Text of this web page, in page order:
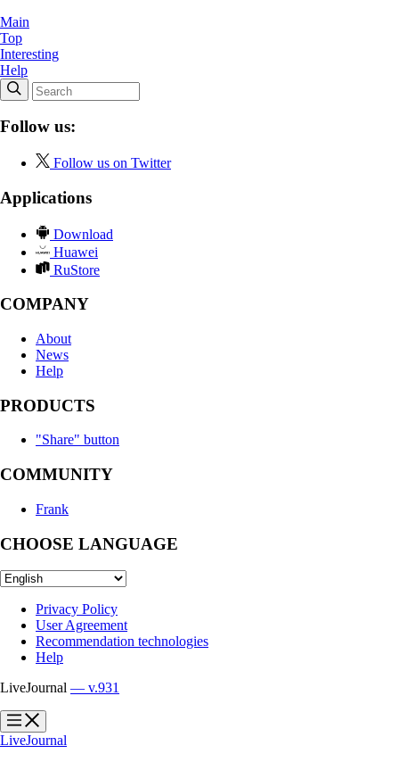
Main
Top
Interesting
Help
Follow us:
Follow us on Twitter
Applications
Download
Huawei
RuStore
COMPANY
About
News
Help
PRODUCTS
"Share" button
COMMUNITY
Frank
CHOOSE LANGUAGE
Privacy Policy
User Agreement
Recommendation technologies
Help
LiveJournal — v.931
?
?
LiveJournal